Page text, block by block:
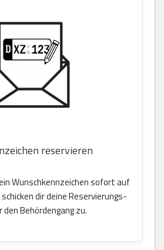
reservieren
Wunschkennzeichen sofort auf
dir deine Reservierungs-
den Behördengang zu.